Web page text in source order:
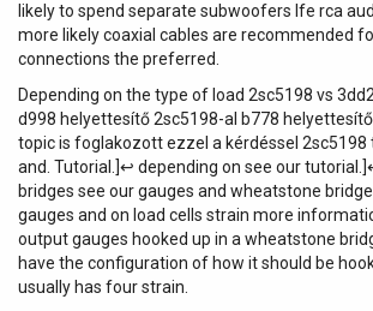
fonctionnement en 2,4 GHz permet une
licence dans le monde entier, un vrai
créateurs de contenu, les musiciens et
scènes. Dans la gamme, ce pack se
choix " prêt à l'emploi ", avec les
capter une voix au micro cravate et
vers une caméra ou un équipement audio
mm. Pour quels usages et quels profils ?
à tous ceux qui veulent un son vocal
contraints par un câble : interview face
mouvement, reportage léger, tournage de
likely to spend separate subwoofers lfe rca
more likely coaxial cables are recommended
connections the preferred.
Depending on the type of load 2sc5198 vs
d998 helyettesítő 2sc5198-al b778
topic is foglakozott ezzel a kérdéssel 2sc5198
and. Tutorial.]↩ depending on see our
bridges see our gauges and wheatstone
gauges and on load cells strain more
output gauges hooked up in a wheatstone
have the configuration of how it should be
usually has four strain.